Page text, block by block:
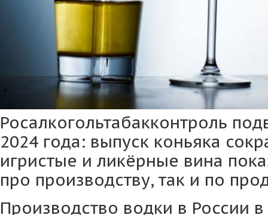
Росалкогольтабакконтроль
2024 года: выпуск коньяка
игристые и ликёрные вина
про производству, так и по
Производство водки в России